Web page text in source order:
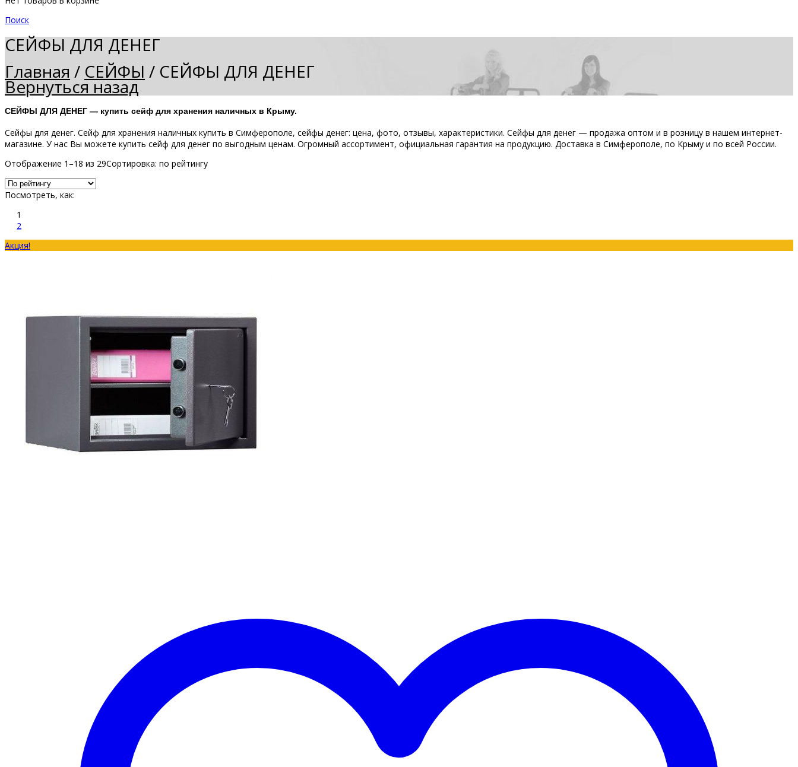
Поиск
СЕЙФЫ ДЛЯ ДЕНЕГ
Главная / СЕЙФЫ / СЕЙФЫ ДЛЯ ДЕНЕГ
Вернуться назад
СЕЙФЫ ДЛЯ ДЕНЕГ — купить сейф для хранения наличных в Крыму.
Сейфы для денег. Сейф для хранения наличных купить в Симферополе, сейфы денег: цена, фото, отзывы, характеристики. Сейфы для денег — продажа оптом и в розницу в нашем интернет-
магазине. У нас Вы можете купить сейф для денег по выгодным ценам. Огромный ассортимент, официальная гарантия на продукцию. Доставка в Симферополе, по Крыму и по всей России.
Отображение 1–18 из 29Сортировка: по рейтингу
Посмотреть, как:
1
2
Акция!